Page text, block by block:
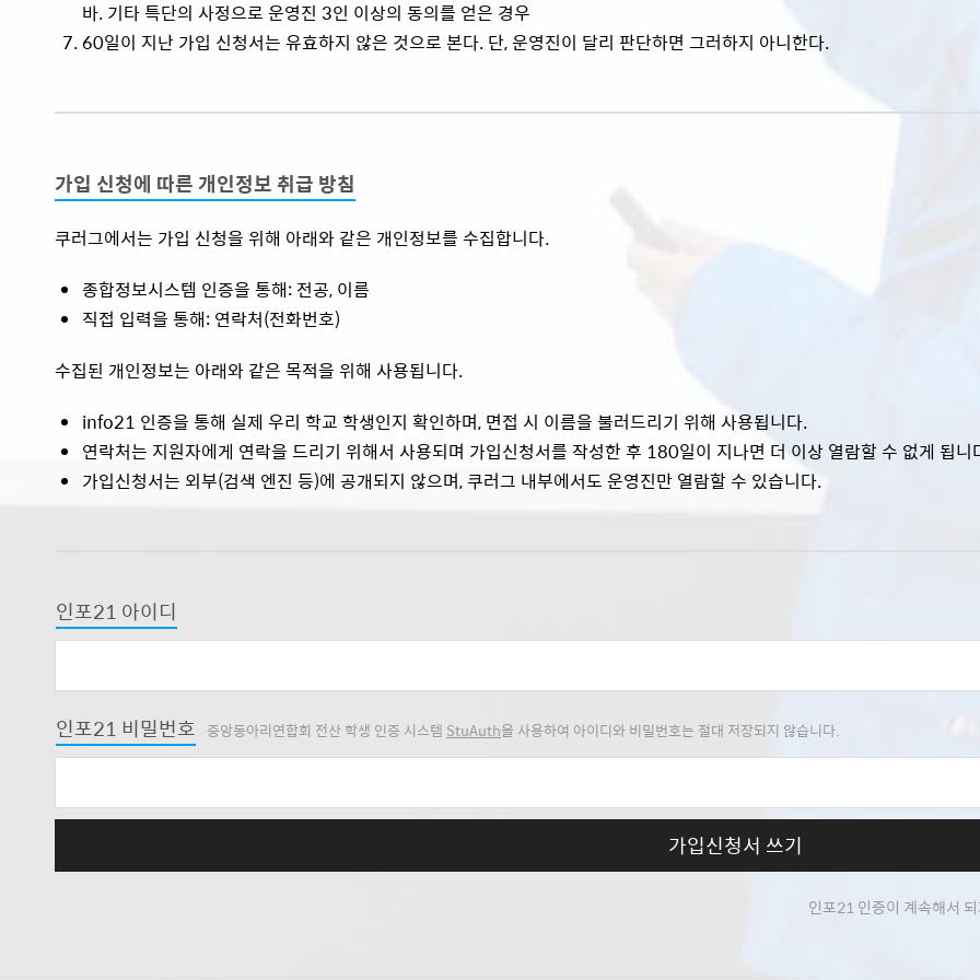
바. 기타 특단의 사정으로 운영진 3인 이상의 동의를 얻은 경우
60일이 지난 가입 신청서는 유효하지 않은 것으로 본다. 단, 운영진이 달리 판단하면 그러하지 아니한다.
가입 신청에 따른 개인정보 취급 방침
쿠러그에서는 가입 신청을 위해 아래와 같은 개인정보를 수집합니다.
종합정보시스템 인증을 통해: 전공, 이름
직접 입력을 통해: 연락처(전화번호)
수집된 개인정보는 아래와 같은 목적을 위해 사용됩니다.
info21 인증을 통해 실제 우리 학교 학생인지 확인하며, 면접 시 이름을 불러드리기 위해 사용됩니다.
연락처는 지원자에게 연락을 드리기 위해서 사용되며 가입신청서를 작성한 후 180일이 지나면 더 이상 열람할 수 없게 됩니
가입신청서는 외부(검색 엔진 등)에 공개되지 않으며, 쿠러그 내부에서도 운영진만 열람할 수 있습니다.
인포21 아이디
인포21 비밀번호 중앙동아리연합회 전산 학생 인증 시스템 StuAuth을 사용하여 아이디와 비밀번호는 절대 저장되지 않습니다.
가입신청서 쓰기
인포21 인증이 계속해서